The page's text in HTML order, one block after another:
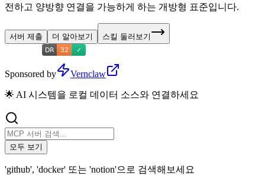
전하고 양방향 연결을 가능하게 하는 개방형 표준입니다.
서버 제출 더 알아보기 스킬 둘러보기
Sponsored by Vernclaw
🌟 AI 시스템을 로컬 데이터 소스와 연결하세요
모두 보기
'github', 'docker' 또는 'notion'으로 검색해보세요